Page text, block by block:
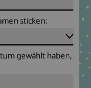
sticken:
gewählt haben,